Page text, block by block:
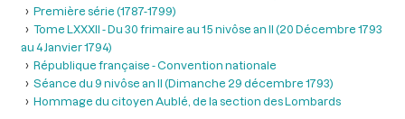
Première série (1787-1799)
Tome LXXXII - Du 30 frimaire au 15 nivôse an II (20 Décembre 1793
au 4 Janvier 1794)
République française - Convention nationale
Séance du 9 nivôse an II (Dimanche 29 décembre 1793)
Hommage du citoyen Aublé, de la section des Lombards